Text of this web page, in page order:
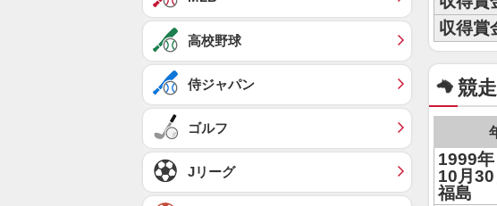
収得賞
競
1999年
10月30
福島
高校野球
侍ジャパン
ゴルフ
Jリーグ